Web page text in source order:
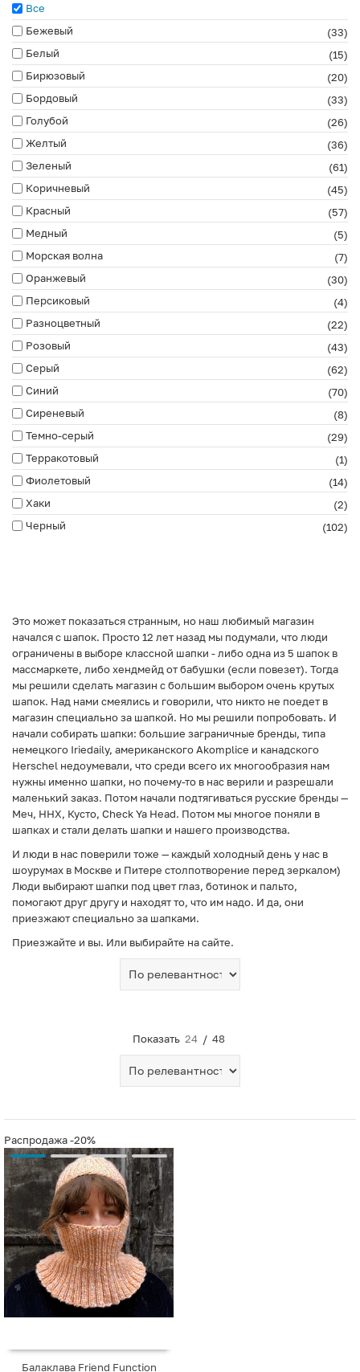
Все
Бежевый
(33)
Белый
(15)
Бирюзовый
(20)
Бордовый
(33)
Голубой
(26)
Желтый
(36)
Зеленый
(61)
Коричневый
(45)
Красный
(57)
Медный
(5)
Морская волна
(7)
Оранжевый
(30)
Персиковый
(4)
Разноцветный
(22)
Розовый
(43)
Серый
(62)
Синий
(70)
Сиреневый
(8)
Темно-серый
(29)
Терракотовый
(1)
Фиолетовый
(14)
Хаки
(2)
Черный
(102)
Это может показаться странным, но наш любимый магазин
начался с шапок. Просто 12 лет назад мы подумали, что люди
ограничены в выборе классной шапки - либо одна из 5 шапок в
массмаркете, либо хендмейд от бабушки (если повезет). Тогда
мы решили сделать магазин с большим выбором очень крутых
шапок. Над нами смеялись и говорили, что никто не поедет в
магазин специально за шапкой. Но мы решили попробовать. И
начали собирать шапки: большие заграничные бренды, типа
немецкого Iriedaily, американского Akomplice и канадского
Herschel недоумевали, что среди всего их многообразия нам
нужны именно шапки, но почему-то в нас верили и разрешали
маленький заказ. Потом начали подтягиваться русские бренды —
Меч, ННХ, Кусто, Check Ya Head. Потом мы многое поняли в
шапках и стали делать шапки и нашего производства.
И люди в нас поверили тоже — каждый холодный день у нас в
шоурумах в Москве и Питере столпотворение перед зеркалом)
Люди выбирают шапки под цвет глаз, ботинок и пальто,
помогают друг другу и находят то, что им надо. И да, они
приезжают специально за шапками.
Приезжайте и вы. Или выбирайте на сайте.
Показать 24 / 48
Распродажа-20%
Балаклава Friend Function